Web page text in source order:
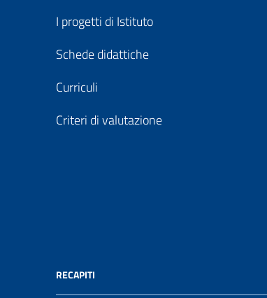
I progetti di Istituto
Schede didattiche
Curriculi
Criteri di valutazione
RECAPITI